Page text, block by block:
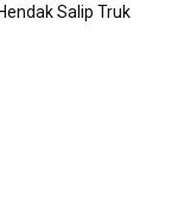
Salip Truk